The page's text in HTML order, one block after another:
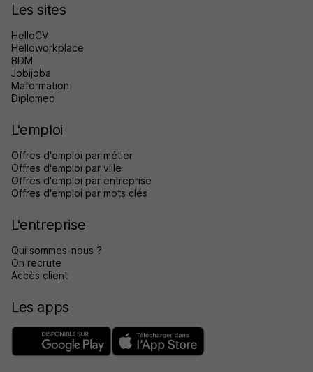
Les sites
HelloCV
Helloworkplace
BDM
Jobijoba
Maformation
Diplomeo
L'emploi
Offres d'emploi par métier
Offres d'emploi par ville
Offres d'emploi par entreprise
Offres d'emploi par mots clés
L'entreprise
Qui sommes-nous ?
On recrute
Accès client
Les apps